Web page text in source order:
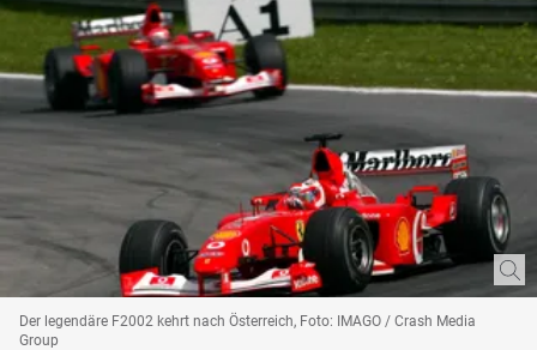
Der legendäre F2002 kehrt nach Österreich, Foto: IMAGO / Crash Media
Group